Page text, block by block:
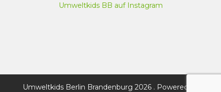
Umweltkids BB auf Instagram
Umweltkids Berlin Brandenburg 2026 . Powered by